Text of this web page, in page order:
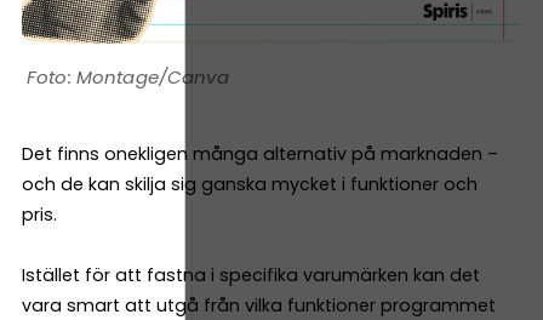
Montage/Canva
Det finns onekligen många alternativ på marknaden –
och de kan skilja sig ganska mycket i funktioner och
pris.
Istället för att fastna i specifika varumärken kan det
vara smart att utgå från vilka funktioner programmet